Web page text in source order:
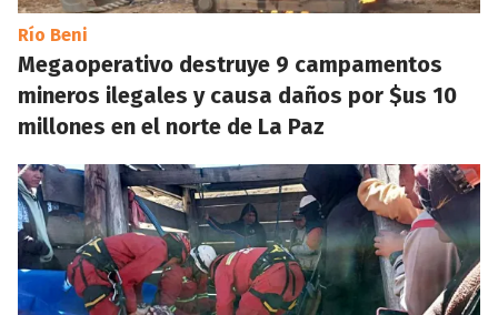
Río Beni
Megaoperativo destruye 9 campamentos
mineros ilegales y causa daños por $us 10
millones en el norte de La Paz